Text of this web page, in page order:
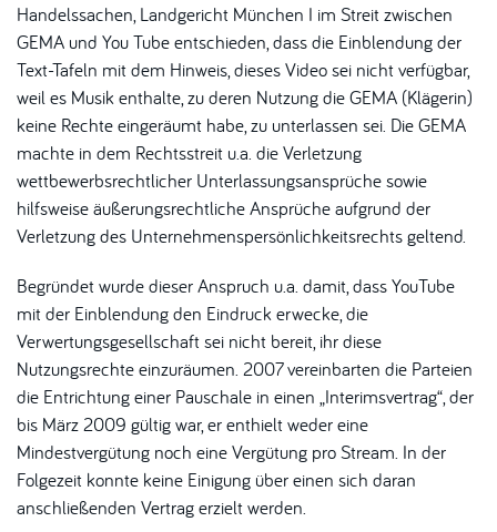
Handelssachen, Landgericht München I im Streit zwischen
GEMA und You Tube entschieden, dass die Einblendung der
Text-Tafeln mit dem Hinweis, dieses Video sei nicht verfügbar,
weil es Musik enthalte, zu deren Nutzung die GEMA (Klägerin)
keine Rechte eingeräumt habe, zu unterlassen sei. Die GEMA
machte in dem Rechtsstreit u.a. die Verletzung
wettbewerbsrechtlicher Unterlassungsansprüche sowie
hilfsweise äußerungsrechtliche Ansprüche aufgrund der
Verletzung des Unternehmenspersönlichkeitsrechts geltend.
Begründet wurde dieser Anspruch u.a. damit, dass YouTube
mit der Einblendung den Eindruck erwecke, die
Verwertungsgesellschaft sei nicht bereit, ihr diese
Nutzungsrechte einzuräumen. 2007 vereinbarten die Parteien
die Entrichtung einer Pauschale in einen „Interimsvertrag“, der
bis März 2009 gültig war, er enthielt weder eine
Mindestvergütung noch eine Vergütung pro Stream. In der
Folgezeit konnte keine Einigung über einen sich daran
anschließenden Vertrag erzielt werden.